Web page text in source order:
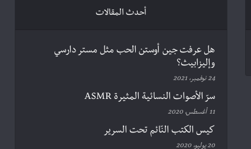
أحدث المقالات
هل عرفت جين أوستن الحب مثل مستر دارسي
وإليزابيث؟
24 نوفمبر، 2021
سرّ الأصوات النسائية المثيرة ASMR
11 أغسطس، 2020
كيس الكتب النّائم تحت السرير
20 يوليو، 2020